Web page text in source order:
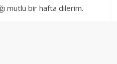
mutlu bir hafta dilerim.